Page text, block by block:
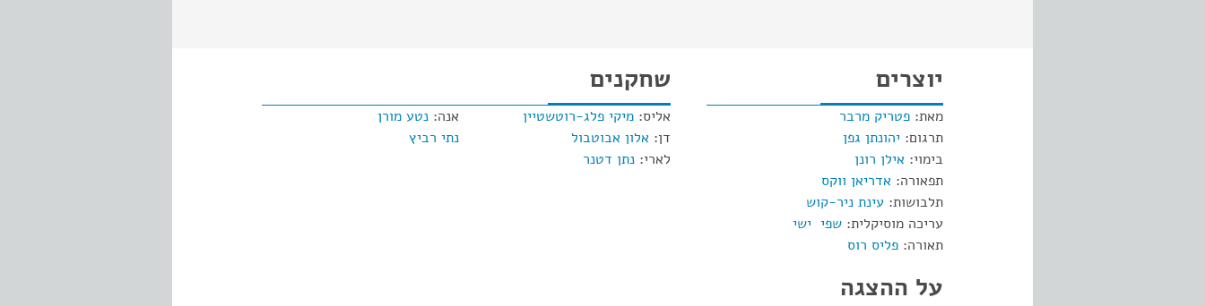
יוצרים
מאת: פטריק מרבר
תרגום: יהונתן גפן
בימוי: אילן רונן
תפאורה: אדריאן ווקס
תלבושות: עינת ניר-קוש
עריכה מוסיקלית: שפי ישי
תאורה: פליס רוס
שחקנים
אליס: מיקי פלג-רוטשטיין
דן: אלון אבוטבול
לארי: נתן דטנר
אנה: נטע מורן
נתי רביץ
על ההצגה